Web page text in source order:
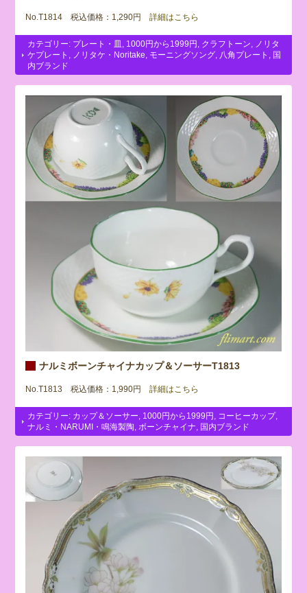
No.T1814 税込価格：1,290円 詳細はこちら
カテゴリー: プレート・皿 1000円から1999円 クラフトーン
ノリタ
ケプレート
ノリタケ・Noritake モーニングソング 八角プレート
国
内ブランド
ナルミボーンチャイナカップ＆ソーサーT1813
No.T1813 税込価格：1,990円 詳細はこちら
カテゴリー: カップ＆ソーサー 1000円から1999円 コーヒーカップ,
ナルミ・NARUMI・鳴海製陶
ボーンチャイナ 国内ブランド